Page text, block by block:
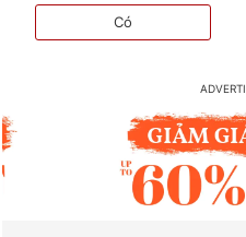
Có